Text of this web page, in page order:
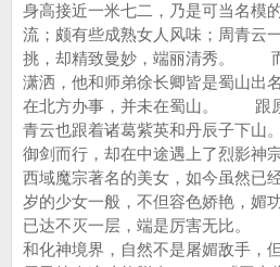
身高接近一米七二，乃是可当名模
流；颇有些成熟女人风味；周青云
挑，却精致曼妙，端丽清秀。
潇洒，他和师弟徐长卿皆是蜀山出
在北方办事，并未在蜀山。 跟原
青云也跟着诸葛紫英和丹辰子下
御剑而行，却在中途遇上了烈影
西域魔宗著名的美女，如今虽然已
岁的少女一般，不但容色娇艳，媚
已达不灭一层，端是厉害无比。
和化神境界，自然不是屠媚敌手，